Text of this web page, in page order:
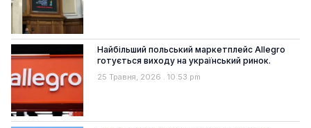
Найбільший польський маркетплейс Allegro
готується виходу на український ринок.
25 Травня, 2026 10:53 pm